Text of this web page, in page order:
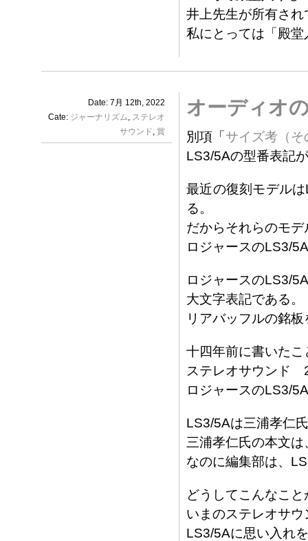
井上先生が所有さ
私にとっては「殿
Date: 7月 12th, 2022
Cate: ジャーナリズム, ステレオ
サウンド, 賞
オーディオ
別項「 サイズ考（そ
LS3/5Aの型番表記
最近の復刻モデル
る。
だからそれらのモ
ロジャースのLS3/
ロジャースのLS3/
大文字表記である。
リアバッフルの銘
十四年前に書いた
ステレオサウンド
ロジャースのLS3/
LS3/5Aは三浦孝仁
三浦孝仁氏の本文
なのに編集部は、
どうしてこんなこ
いまのステレオサ
LS3/5Aに思い入れ